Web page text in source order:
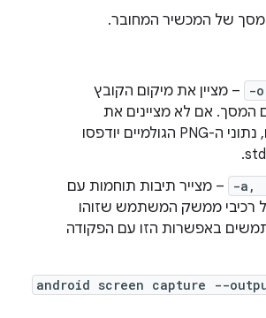
של המכשיר המחובר.
-
– מציין את מיקום הקובץ
המסך. אם לא מציינים את
האפשרות הזו, נתוני ה-PNG הגולמיים יודפסו
-a,
– מצייר תיבות תוחמות עם
רכיבי ממשק המשתמש שזוהו
באפשרות הזו עם הפקודה
android screen capture --